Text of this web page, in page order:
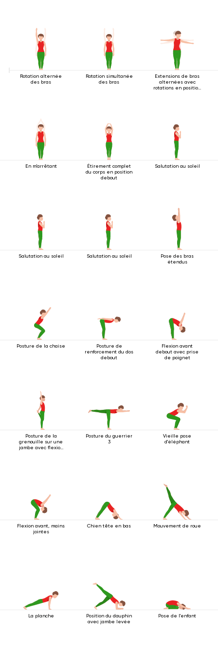
Rotation alternée
des bras
Rotation simultanée
des bras
Extensions de bras
alternées avec
rotations en position
En m'arrêtant
Étirement complet
du corps en position
debout
Salutation au soleil
Salutation au soleil Salutation au soleil
Pose des bras
étendus
Posture de la chaise
Posture de
renforcement du dos
debout
Flexion avant
debout avec prise
de poignet
Posture de la
grenouille sur une
jambe avec flexion
Posture du guerrier
3
Vieille pose
d'éléphant
Flexion avant, mains
jointes
Chien tête en bas Mouvement de roue
La planche
Position du dauphin
avec jambe levée
Pose de l'enfant